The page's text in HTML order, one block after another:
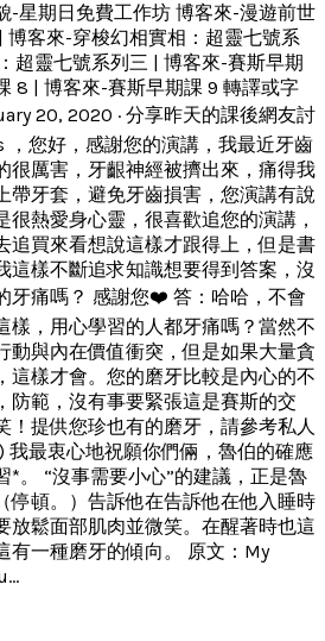
-星期日免費工作坊 博客來-漫遊前世
博客來-穿梭幻相實相：超靈七號系
超靈七號系列三 | 博客來-賽斯早期
8 | 博客來-賽斯早期課 9 轉譯或字
20, 2020 · 分享昨天的課後網友討
，您好，感謝您的演講，我最近牙齒
很厲害，牙齦神經被擠出來，痛得我
帶牙套，避免牙齒損害，您演講有說
很熱愛身心靈，很喜歡追您的演講，
追買來看想說這樣才跟得上，但是書
這樣不斷追求知識想要得到答案，沒
牙痛嗎？ 感謝您❤️ 答：哈哈，不會
樣，用心學習的人都牙痛嗎？當然不
動與內在價值衝突，但是如果大量貪
這樣才會。您的磨牙比較是內心的不
防範，沒有事要緊張這是賽斯的交
！提供您珍也有的磨牙，請參考私人
我最衷心地祝願你們倆，魯伯的確應
*。 “沒事需要小心”的建議，正是魯
停頓。）告訴他在告訴他在他入睡時
放鬆面部肌肉並微笑。在醒著時也這
有一種磨牙的傾向。 原文：My